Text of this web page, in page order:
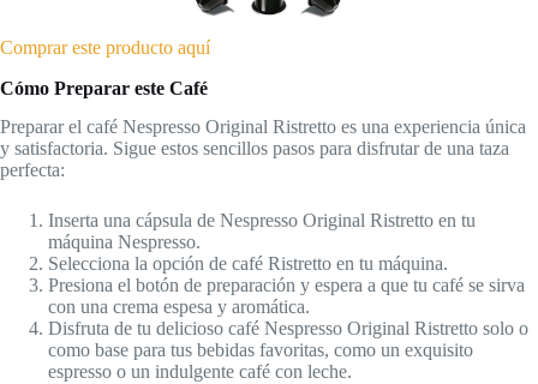
Comprar este producto aquí
Cómo Preparar este Café
Preparar el café Nespresso Original Ristretto es una experiencia única
y satisfactoria. Sigue estos sencillos pasos para disfrutar de una taza
perfecta:
Inserta una cápsula de Nespresso Original Ristretto en tu
máquina Nespresso.
Selecciona la opción de café Ristretto en tu máquina.
Presiona el botón de preparación y espera a que tu café se sirva
con una crema espesa y aromática.
Disfruta de tu delicioso café Nespresso Original Ristretto solo o
como base para tus bebidas favoritas, como un exquisito
espresso o un indulgente café con leche.